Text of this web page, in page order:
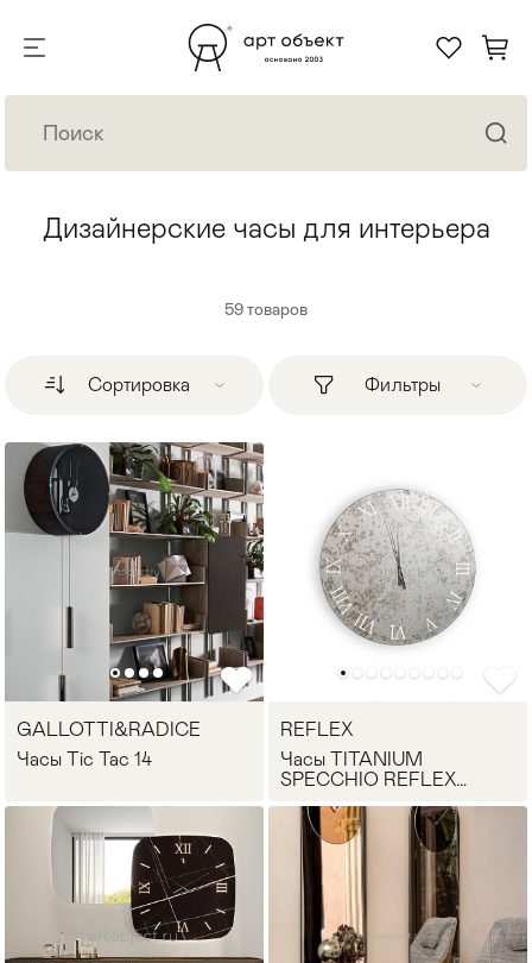
Мягкая мебель > Хранение
Дизайнерские часы для интерьера
59товаров
Сортировка Фильтры
GALLOTTI&RADICE
Часы Tic Tac 14
REFLEX
Часы TITANIUM
SPECCHIO REFLEX